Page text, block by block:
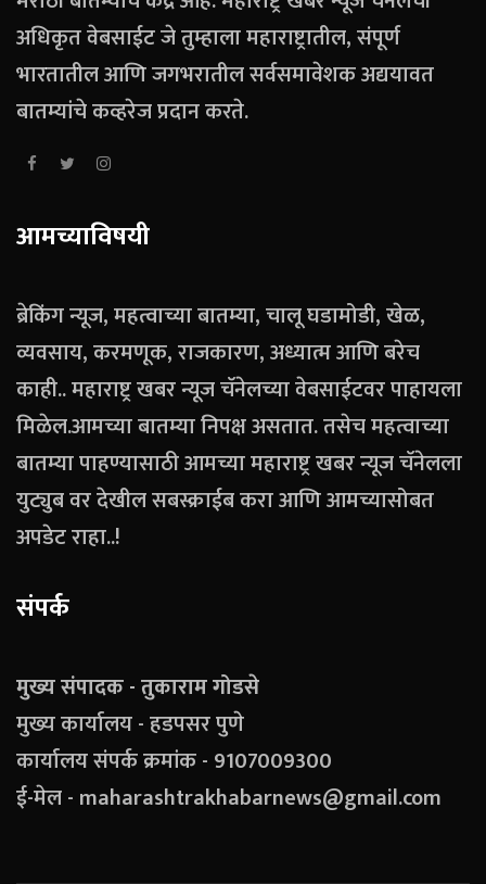
अधिकृत वेबसाईट जे तुम्हाला महाराष्ट्रातील, संपूर्ण
भारतातील आणि जगभरातील सर्वसमावेशक अद्ययावत
बातम्यांचे कव्हरेज प्रदान करते.
आमच्याविषयी
ब्रेकिंग न्यूज, महत्वाच्या बातम्या, चालू घडामोडी, खेळ,
व्यवसाय, करमणूक, राजकारण, अध्यात्म आणि बरेच
काही.. महाराष्ट्र खबर न्यूज चॅनेलच्या वेबसाईटवर पाहायला
मिळेल.आमच्या बातम्या निपक्ष असतात. तसेच महत्वाच्या
बातम्या पाहण्यासाठी आमच्या महाराष्ट्र खबर न्यूज चॅनेलला
युट्युब वर देखील सबस्क्राईब करा आणि आमच्यासोबत
अपडेट राहा..!
संपर्क
मुख्य संपादक - तुकाराम गोडसे
मुख्य कार्यालय - हडपसर पुणे
कार्यालय संपर्क क्रमांक - 9107009300
ई-मेल - maharashtrakhabarnews@gmail.com